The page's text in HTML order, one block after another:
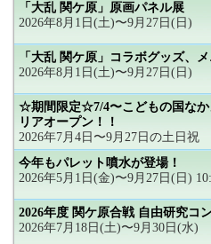
「大乱 関ケ原」原画パネル展
2026年8月1日(土)〜9月27日(日)
「大乱 関ケ原」コラボグッズ、
2026年8月1日(土)〜9月27日(日)
☆期間限定☆7/4〜こどもの国なか
リアオープン！！
2026年7月4日〜9月27日の土日
今年もパレット噴水が登場！
2026年5月1日(金)〜9月27日(日)
2026年度 関ケ原合戦 自由研究コ
2026年7月18日(土)〜9月30日(水)